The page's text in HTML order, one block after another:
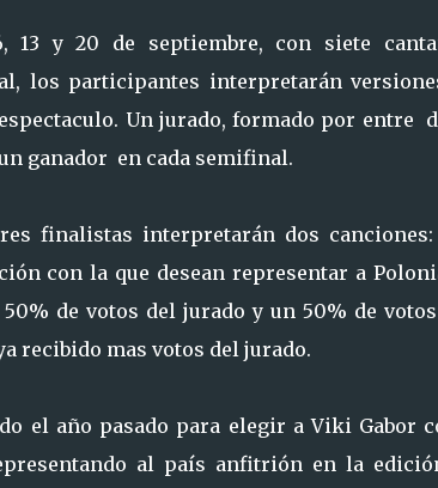
y 20 de septiembre, con siete
los participantes interpretarán
Un jurado, formado por entre
ganador en cada semifinal.
finalistas interpretarán dos canciones:
con la que desean representar a
de votos del jurado y un 50% de
recibido mas votos del jurado.
el año pasado para elegir a Viki Gabor
al país anfitrión en la